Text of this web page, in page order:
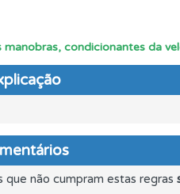
manobras, condicionantes da
não cumpram estas regras